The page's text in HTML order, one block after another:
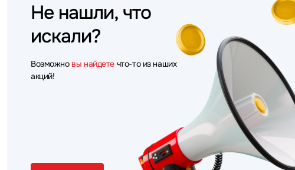
Не нашли, что
искали?
Возможно вы найдете что-то из наших
акций!